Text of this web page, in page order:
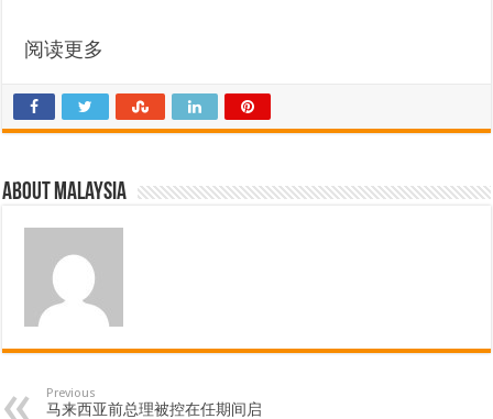
阅读更多
About Malaysia
Previous
马来西亚前总理被控在任期间启